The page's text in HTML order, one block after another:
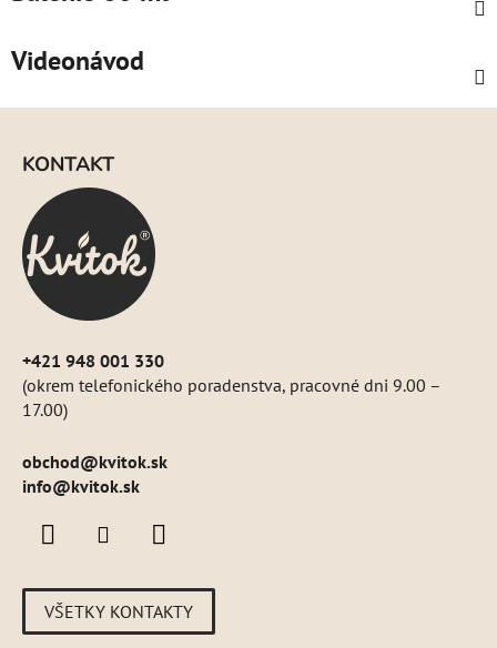
Videonávod
KONTAKT
+421 948 001 330
(okrem telefonického poradenstva, pracovné dni 9.00 –
17.00)
obchod@kvitok.sk
info@kvitok.sk
VŠETKY KONTAKTY